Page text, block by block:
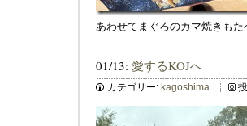
あわせてまぐろのカマ焼きもた
01/13: 愛するKOJへ
カテゴリー: kagoshima